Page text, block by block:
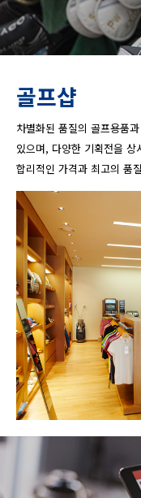
골프샵
차별화된 품질의 골프용품
있으며, 다양한 기획전을
합리적인 가격과 최고의 품